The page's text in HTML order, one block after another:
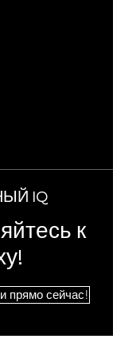
IQ
к
прямо сейчас!